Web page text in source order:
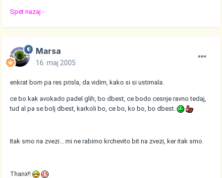
Spet nazaj -
Marsa
16. maj 2005
enkrat bom pa res prisla, da vidim, kako si si ustimala.
ce bo kak avokado padel glih, bo dbest, ce bodo cesnje ravno tedaj,
tud al pa se bolj dbest, karkoli bo, ce bo, ko bo, bo dbest.
Itak smo na zvezi... mi ne rabimo krchevito bit na zvezi, ker itak smo.
Thanx!!